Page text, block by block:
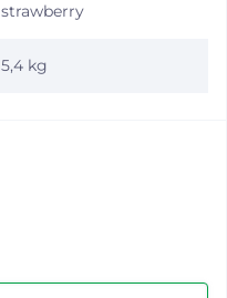
strawberry
5,4 kg